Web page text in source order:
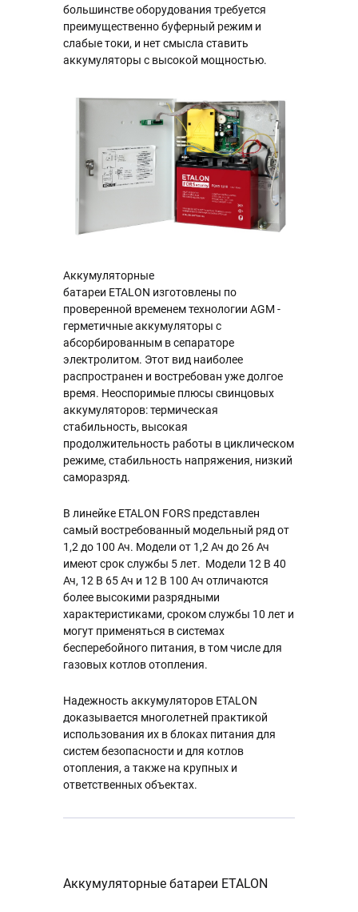
большинстве оборудования требуется
преимущественно буферный режим и
слабые токи, и нет смысла ставить
аккумуляторы с высокой мощностью.
Аккумуляторные
батареи ETALON изготовлены по
проверенной временем технологии AGM -
герметичные аккумуляторы с
абсорбированным в сепараторе
электролитом. Этот вид наиболее
распространен и востребован уже долгое
время. Неоспоримые плюсы свинцовых
аккумуляторов: термическая
стабильность, высокая
продолжительность работы в циклическом
режиме, стабильность напряжения, низкий
саморазряд.
В линейке ETALON FORS представлен
самый востребованный модельный ряд от
1,2 до 100 Ач. Модели от 1,2 Ач до 26 Ач
имеют срок службы 5 лет. Модели 12 В 40
Ач, 12 В 65 Ач и 12 В 100 Ач отличаются
более высокими разрядными
характеристиками, сроком службы 10 лет и
могут применяться в системах
бесперебойного питания, в том числе для
газовых котлов отопления.
Надежность аккумуляторов ETALON
доказывается многолетней практикой
использования их в блоках питания для
систем безопасности и для котлов
отопления, а также на крупных и
ответственных объектах.
Аккумуляторные батареи ETALON